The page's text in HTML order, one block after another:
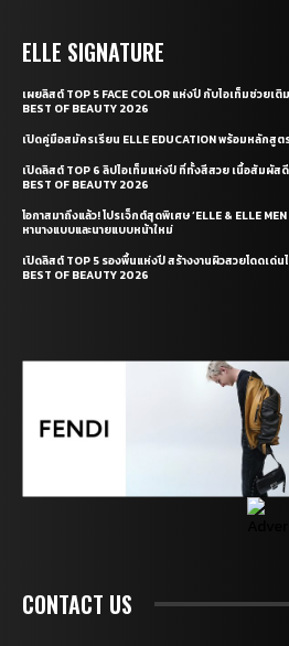
ELLE SIGNATURE
เผยลิสต์ TOP 5 FACE COLOR แห่งปี กับไอเท็มช่วยเ
BEST OF BEAUTY 2026
เปิดคู่มือสมัครเรียน ELLE EDUCATION พร้อมหลักสู
เปิดลิสต์ TOP 6 ลิปไอเท็มแห่งปี ที่ทั้งสีสวย เนื้อสัมผัสดี
BEST OF BEAUTY 2026
โอกาสมาถึงแล้ว! โปรเจ็กต์สุดพิเศษ ‘ELLE & ELLE MEN
หานางแบบและนายแบบหน้าใหม่
เปิดลิสต์ TOP 5 รองพื้นแห่งปี สร้างงานผิวสวยโดดเด่น
BEST OF BEAUTY 2026
CONTACT US